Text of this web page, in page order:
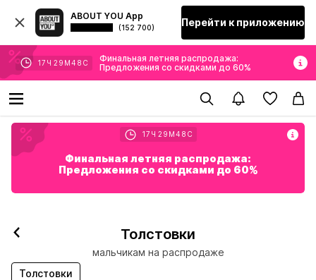
ABOUT YOU App
(152 700) Перейти к приложению
17 Ч 29 М46 С
Финальная летняя распродажа:
Предложения со скидками до 60%
17 Ч 29 М46 С
Финальная летняя распродажа:
Предложения со скидками до 60%
Толстовки
мальчикам на распродаже
Толстовки